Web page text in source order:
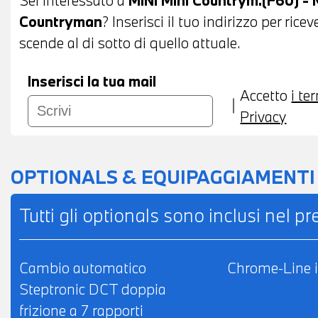
TELEFONO - BLUETOOTH - USB - APPLE
COMPATIBILITA' CON CONNECTED DRIVE
EMERGENZA - POSSIBILITA' DI PROVA -
LEASING O FINANZIAMENTO ANCHE PER
Countryman? Inserisci il tuo indirizzo per
scende al di sotto di quello attuale.
Inserisci la tua mail
Accetto i
Privacy
OPTIONALS & EQUIPAGGIAMENTI
Tutti gli optionals sono inclusi nel
Cambio automatico
Steptronic DCT doppia
frizione a 7 rapporti
Chrome-Line